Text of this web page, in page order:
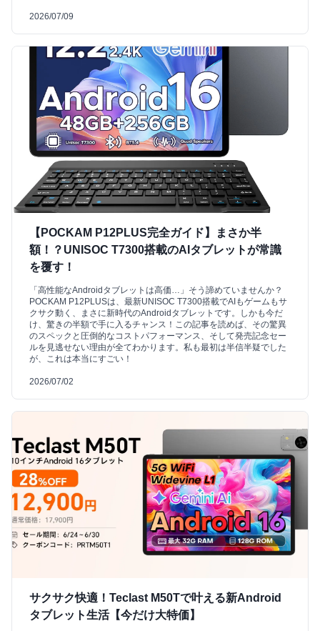
2026/07/09
【POCKAM P12PLUS完全ガイド】まさか半
額！？UNISOC T7300搭載のAIタブレットが常識
を覆す！
「高性能なAndroidタブレットは高価…」そう諦めていませんか？
POCKAM P12PLUSは、最新UNISOC T7300搭載でAIもゲームもサ
クサク動く、まさに新時代のAndroidタブレットです。しかも今だ
け、驚きの半額で手に入るチャンス！この記事を読めば、その驚異
のスペックと圧倒的なコストパフォーマンス、そして発売記念セー
ルを見逃せない理由が全てわかります。私も最初は半信半疑でした
が、これは本当にすごい！
2026/07/02
サクサク快適！Teclast M50Tで叶える新Android
タブレット生活【今だけ大特価】